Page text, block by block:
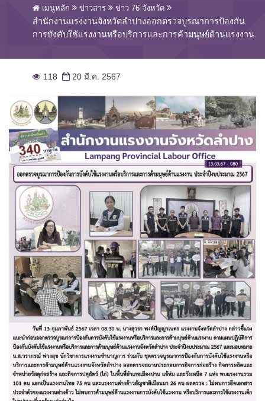
เมนูหลัก ข่าวสาร ข่าว 76 จังหวัด
สำนักงานแรงงานจังหวัดลำปางออกตรวจบูรณาการป้องกัน
การบังคับใช้แรงงานหรือบริการและการค้ามนุษย์ด้านแรงงาน
118 20 มี.ค. 2567